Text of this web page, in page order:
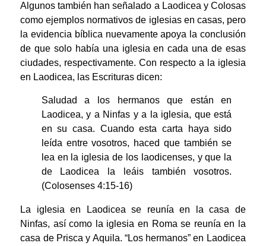
Algunos también han señalado a Laodicea y Colosas
como ejemplos normativos de iglesias en casas, pero
la evidencia bíblica nuevamente apoya la conclusión
de que solo había una iglesia en cada una de esas
ciudades, respectivamente. Con respecto a la iglesia
en Laodicea, las Escrituras dicen:
Saludad a los hermanos que están en
Laodicea, y a Ninfas y a la iglesia, que está
en su casa. Cuando esta carta haya sido
leída entre vosotros, haced que también se
lea en la iglesia de los laodicenses, y que la
de Laodicea la leáis también vosotros.
(Colosenses 4:15-16)
La iglesia en Laodicea se reunía en la casa de
Ninfas, así como la iglesia en Roma se reunía en la
casa de Prisca y Aquila. “Los hermanos” en Laodicea